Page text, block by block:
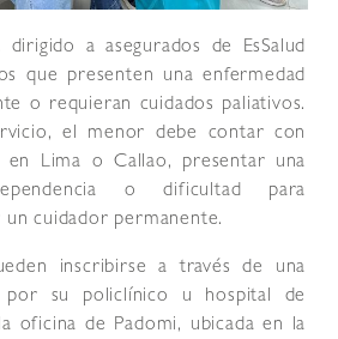
a asegurados de EsSalud
que presenten una enfermedad
o requieran cuidados paliativos.
el menor debe contar con
Lima o Callao, presentar una
o dificultad para
un cuidador permanente.
inscribirse a través de una
por su policlínico u hospital de
oficina de Padomi, ubicada en la